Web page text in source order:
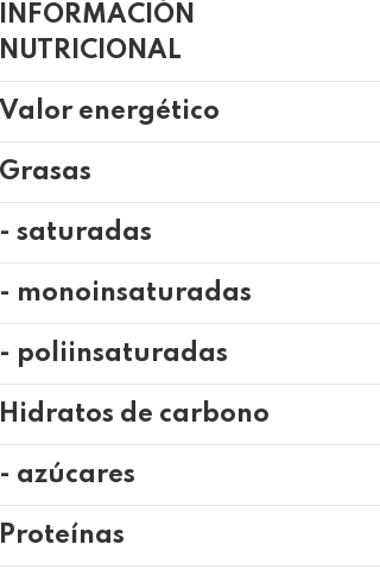
INFORMACIÓN
NUTRICIONAL
Valor energético
Grasas
- saturadas
- monoinsaturadas
- poliinsaturadas
Hidratos de carbono
- azúcares
Proteínas